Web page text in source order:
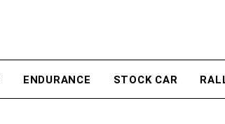
ENDURANCE STOCK CAR